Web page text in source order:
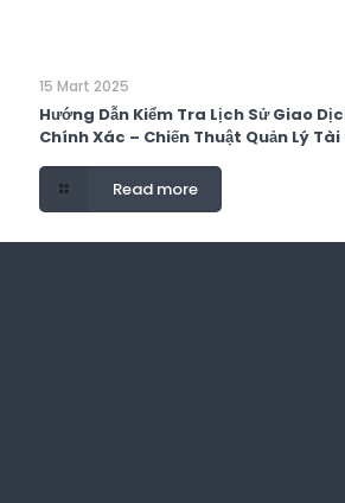
15 Mart 2025
Hướng Dẫn Kiểm Tra Lịch Sử Giao
Chính Xác – Chiến Thuật Quản Lý
Read more